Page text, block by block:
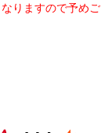
りますので予めご